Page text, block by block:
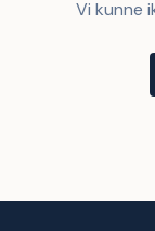
Vi kunne